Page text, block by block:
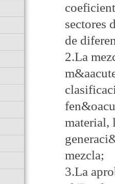
sectores
de
2.La
material,
mezcla;
3.La